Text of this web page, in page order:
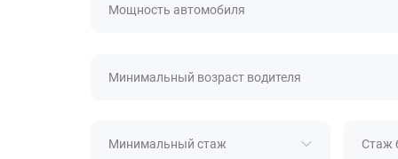
Мощность автомобиля
Минимальный возраст водителя
Минимальный стаж Стаж